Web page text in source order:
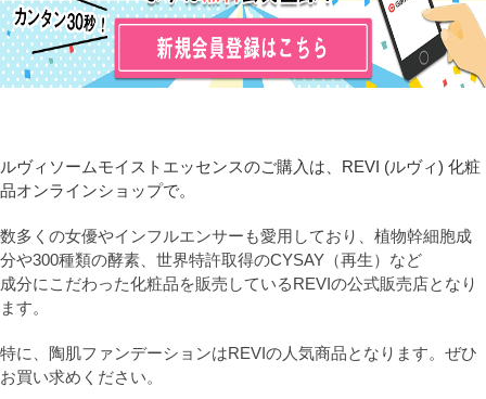
ルヴィソームモイストエッセンスのご購入は、REVI (ルヴィ) 化粧
品オンラインショップで。
数多くの女優やインフルエンサーも愛用しており、植物幹細胞成
分や300種類の酵素、世界特許取得のCYSAY（再生）など
成分にこだわった化粧品を販売しているREVIの公式販売店となり
ます。
特に、陶肌ファンデーションはREVIの人気商品となります。ぜひ
お買い求めください。